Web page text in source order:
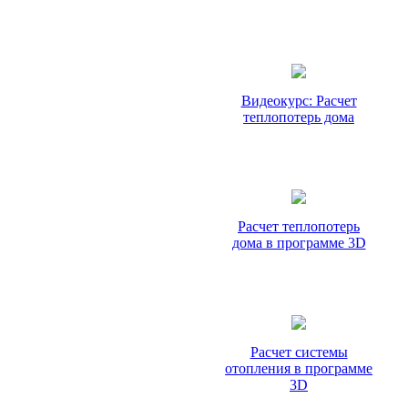
Видеокурс: Расчет
теплопотерь дома
Расчет теплопотерь
дома в программе 3D
Расчет системы
отопления в программе
3D